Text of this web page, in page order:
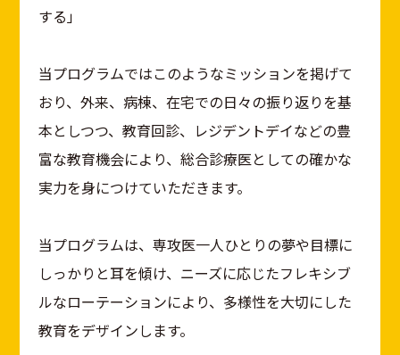
する」
当プログラムではこのようなミッションを掲げて
おり、外来、病棟、在宅での日々の振り返りを基
本としつつ、教育回診、レジデントデイなどの豊
富な教育機会により、総合診療医としての確かな
実力を身につけていただきます。
当プログラムは、専攻医一人ひとりの夢や目標に
しっかりと耳を傾け、ニーズに応じたフレキシブ
ルなローテーションにより、多様性を大切にした
教育をデザインします。